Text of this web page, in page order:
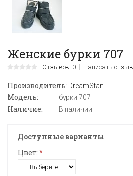
Женские бурки 707
Отзывов: 0 Написать отзыв
Производитель: DreamStan
Модель: бурки 707
Наличие: В наличии
Доступные варианты
Цвет: *